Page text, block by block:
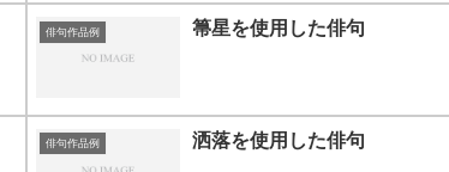
俳句作品例 箒星を使用した俳句
俳句作品例 洒落を使用した俳句